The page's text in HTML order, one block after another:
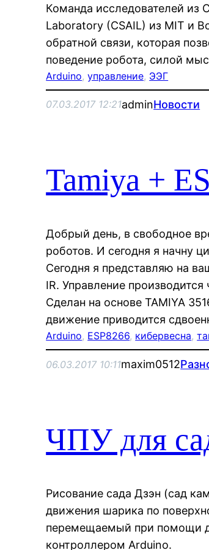
Команда исследователей из
Laboratory (CSAIL) из MIT и
обратной связи, которая
поведение робота, силой
Arduino, управление, ЭЭГ
07.03.2017 12:21adminНовости
Tamiya +
Добрый день, в свободное
роботов. И сегодня я начну
Сегодня я представляю на
IR. Управление
Сделан на основе TAMIYA
движение приводится
Arduino, ESP8266, кибервесна,
06.03.2017 10:11maxim0512
ЧПУ для
Рисование сада Дзэн (сад
движения шарика по
перемещаемый при помощи
контроллером Arduino.